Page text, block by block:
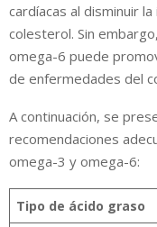
cardíacas al disminuir
colesterol. Sin
omega-6 puede
de enfermedades del
A continuación, se
recomendaciones
omega-3 y omega-6:
Tipo de ácido graso